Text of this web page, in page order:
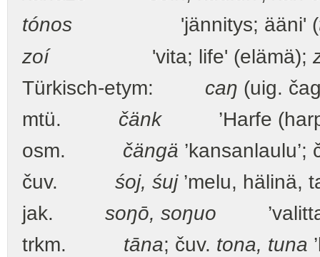
tónos 'jännitys; ääni' (
zoí'vita; life' (elämä);
Türkisch-etym: caŋ (uig.
mtü. čänk’Harfe
osm. čängä ’kansanlaulu’;
čuv. śoj, śuj’melu, hälinä,
jak. soŋō, soŋuo ’valittaa
trkm. tāna; čuv. tona, tuna